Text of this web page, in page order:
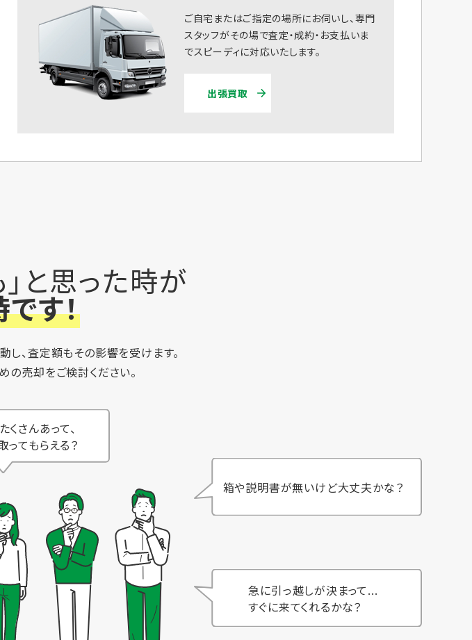
ご自宅またはご指定の場所にお伺いし、専門
スタッフがその場で査定・成約・お支払いま
でスピーディに対応いたします。
出張買取
と思った時が
す！
、査定額もその影響を受けます。
売却をご検討ください。
さんあって、
ってもらえる？
箱や説明書が無いけど大丈夫かな？
急に引っ越しが決まって...
すぐに来てくれるかな？